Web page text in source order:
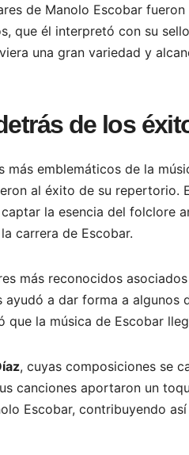
de Manolo Escobar
que él interpretó con su
una gran variedad y
de los
más emblemáticos de la
al éxito de su repertorio.
la esencia del folclore
carrera de Escobar.
más reconocidos
a dar forma a algunos
la música de Escobar
, cuyas composiciones se
canciones aportaron un
Escobar, contribuyendo